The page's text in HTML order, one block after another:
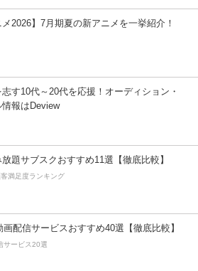
メ2026】7月期夏の新アニメを一挙紹介！
す10代～20代を応援！オーディション・
情報はDeview
題サブスクおすすめ11選【徹底比較】
満足度ランキング
画配信サービスおすすめ40選【徹底比較】
サービス20選